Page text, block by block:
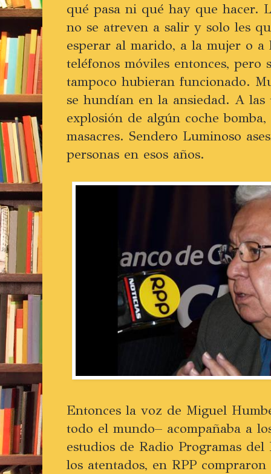
qué pasa ni qué hay que hacer.
no se atreven a salir y solo les
esperar al marido, a la mujer o a
teléfonos móviles entonces, pero
tampoco hubieran funcionado.
se hundían en la ansiedad. A las
explosión de algún coche
masacres. Sendero Luminoso
personas en esos años.
Entonces la voz de Miguel
todo el mundo– acompañaba a
estudios de Radio Programas
los atentados, en RPP